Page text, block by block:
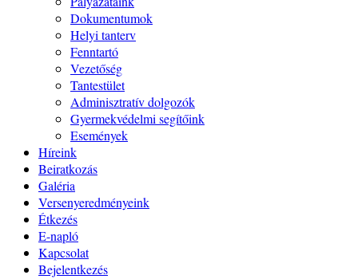
Dokumentumok
Helyi tanterv
Fenntartó
Vezetőség
Tantestület
Adminisztratív dolgozók
Gyermekvédelmi segítőink
Események
Híreink
Beiratkozás
Galéria
Versenyeredményeink
Étkezés
E-napló
Kapcsolat
Bejelentkezés